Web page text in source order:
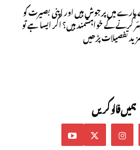
میں پرجوش ہیں اور اپنی بصیرت کو
کرنے کے خواہشمند ہیں؟ اگر ایسا ہے تو
تفصیلات پڑھیں
ہمیں فالو کریں